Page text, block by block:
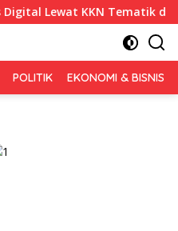
Tematik di Desa Alebo
POLITIK EKONOMI & BISNIS